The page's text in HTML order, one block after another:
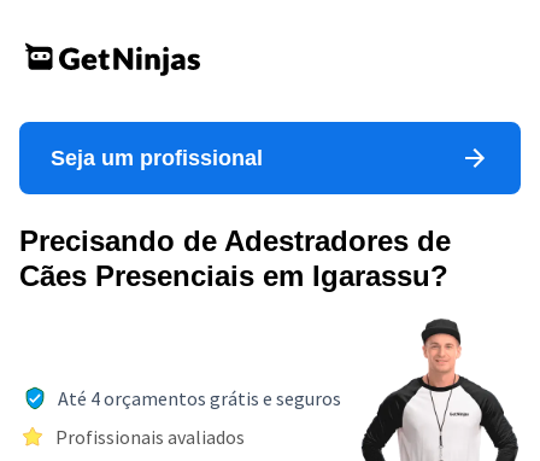
Seja um profissional
Precisando de Adestradores de
Cães Presenciais em Igarassu?
Até 4 orçamentos grátis e seguros
Profissionais avaliados